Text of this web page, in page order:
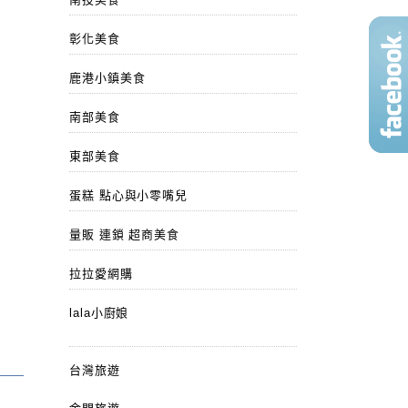
彰化美食
鹿港小鎮美食
南部美食
東部美食
蛋糕 點心與小零嘴兒
量販 連鎖 超商美食
拉拉愛網購
lala小廚娘
台灣旅遊